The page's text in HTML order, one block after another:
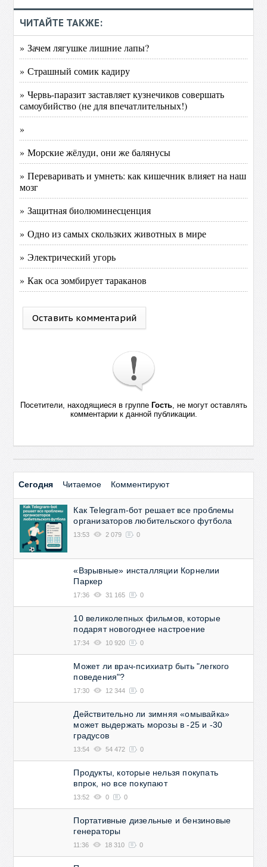
ЧИТАЙТЕ ТАКЖЕ:
» Зачем лягушке лишние лапы?
» Страшный сомик кадиру
» Червь-паразит заставляет кузнечиков совершать
самоубийство (не для впечатлительных!)
»
» Морские жёлуди, они же балянусы
» Переваривать и умнеть: как кишечник влияет на наш
мозг
» Защитная биолюминесценция
» Одно из самых скользких животных в мире
» Электрический угорь
» Как оса зомбирует тараканов
Оставить комментарий
Посетители, находящиеся в группе Гость, не могут оставлять
комментарии к данной публикации.
Сегодня Читаемое Комментируют
Как Telegram-бот решает все проблемы
организаторов любительского футбола
13:53 2 079 0
«Взрывные» инсталляции Корнелии
Паркер
17:36 31 165 0
10 великолепных фильмов, которые
подарят новогоднее настроение
17:34 10 920 0
Может ли врач-психиатр быть "легкого
поведения"?
17:30 12 344 0
Действительно ли зимняя «омывайка»
может выдержать морозы в -25 и -30
градусов
13:54 54 472 0
Продукты, которые нельзя покупать
впрок, но все покупают
13:52 0 0
Портативные дизельные и бензиновые
генераторы
11:36 18 310 0